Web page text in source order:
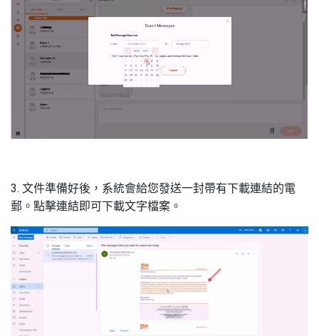
3. 文件準備好後，系統會給您發送一封帶有下載連結的電
郵。點擊連結即可下載文字檔案。